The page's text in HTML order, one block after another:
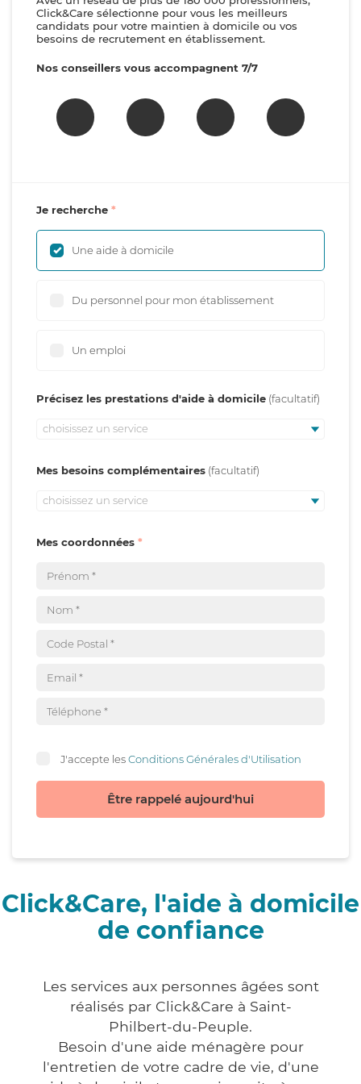
Click&Care sélectionne pour vous les meilleurs
candidats pour votre maintien à domicile ou vos
besoins de recrutement en établissement.
Nos conseillers vous accompagnent 7/7
Je recherche
Une aide à domicile
Du personnel pour mon établissement
Un emploi
Précisez les prestations d'aide à domicile
choisissez un service
Mes besoins complémentaires
choisissez un service
Mes coordonnées
J'accepte lesConditions Générales d'Utilisation
Être rappelé aujourd'hui
Click&Care, l'aide à domicile
de confiance
Les services aux personnes âgées sont
réalisés par Click&Care à Saint-
Philbert-du-Peuple.
Besoin d'une aide ménagère pour
l'entretien de votre cadre de vie, d'une